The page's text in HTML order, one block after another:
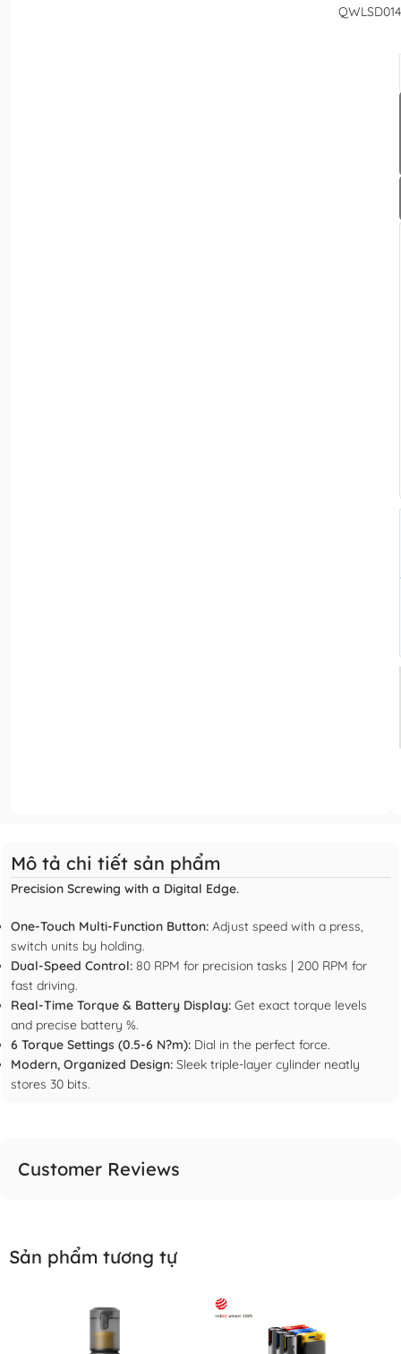
QWLSD014
Mô tả chi tiết sản phẩm
Precision Screwing with a Digital Edge.
One-Touch Multi-Function Button: Adjust speed with a press,
switch units by holding.
Dual-Speed Control: 80 RPM for precision tasks | 200 RPM for
fast driving.
Real-Time Torque & Battery Display: Get exact torque levels
and precise battery %.
6 Torque Settings (0.5-6 N?m): Dial in the perfect force.
Modern, Organized Design: Sleek triple-layer cylinder neatly
stores 30 bits.
Customer Reviews
Sản phẩm tương tự